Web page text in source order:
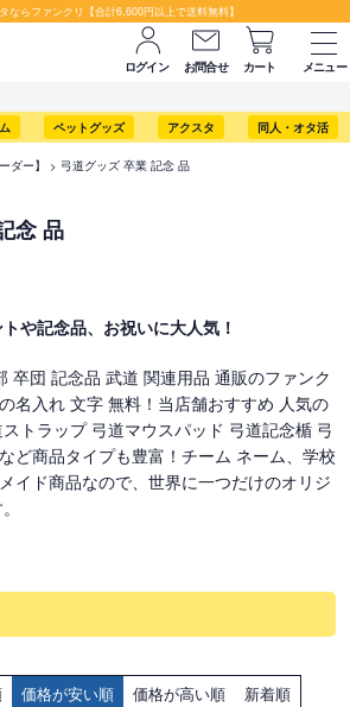
ならファンクリ【合計6,600円以上で送料無料】
ログイン お問合せ カート
メニュー
ペットグッズ アクスタ 同人・オタ活
ダー】 弓道グッズ 卒業 記念 品
念 品
や記念品、お祝いに大人気！
卒団 記念品 武道 関連用品 通販のファンク
名入れ 文字 無料！当店舗おすすめ 人気の
トラップ 弓道マウスパッド 弓道記念楯 弓
ど商品タイプも豊富！チーム ネーム、学校
イド商品なので、世界に一つだけのオリジ
価格が安い順 価格が高い順 新着順